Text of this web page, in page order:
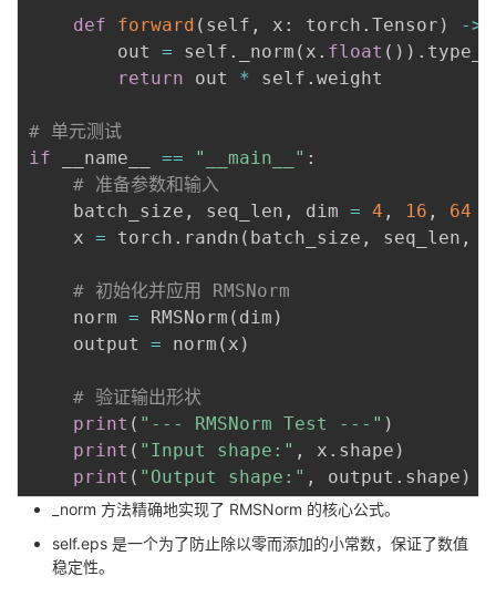
def forward ( self , x : torch . Tensor ) ->
        out
= self . _norm ( x . float ( ) ) .
return out * self . weight
# 单元测试
if __name__ == "__main__" :
# 准备参数和输入
    batch_size
, seq_len , dim = 4 , 16 ,
64
    x
= torch . randn ( batch_size , seq_len ,
# 初始化并应用 RMSNorm
    norm
= RMSNorm ( dim )
    output
= norm ( x )
# 验证输出形状
print ( "--- RMSNorm Test ---" )
print ( "Input shape:" , x . shape )
print ( "Output shape:" , output . shape )
_norm 方法精确地实现了 RMSNorm 的核心公式。
self.eps 是一个为了防止除以零而添加的小常数，保证了数值
稳定性。